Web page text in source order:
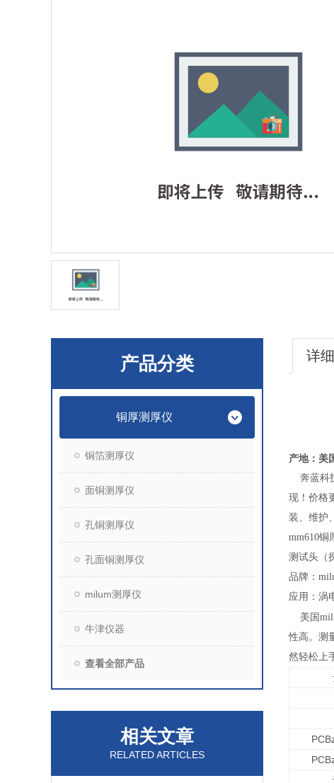
产品分类
铜厚测厚仪
铜箔测厚仪
面铜测厚仪
孔铜测厚仪
孔面铜测厚仪
milum测厚仪
牛津仪器
查看全部产品
相关文章
RELATED ARTICLES
详
产地：
奔蓝科
现！价格
装、维护
mm610铜
测试头（
品牌：
应用：涡
美国
性高。测
然轻松上
PCB
PCB